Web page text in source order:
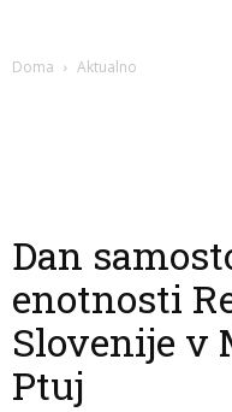
Doma Aktualno
Dan
enotnosti
Slovenije v
Ptuj